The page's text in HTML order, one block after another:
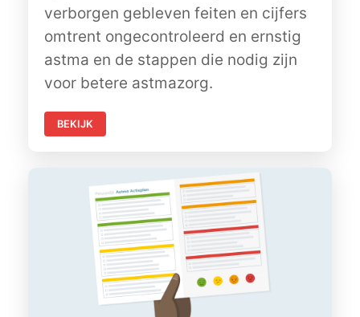
verborgen gebleven feiten en cijfers
omtrent ongecontroleerd en ernstig
astma en de stappen die nodig zijn
voor betere astmazorg.
BEKIJK